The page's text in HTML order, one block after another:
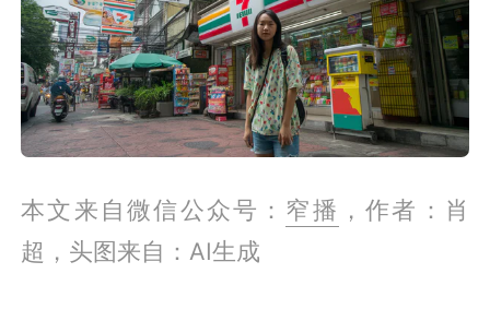
本文来自微信公众号： 窄播 ，作者：肖
超，头图来自：AI生成